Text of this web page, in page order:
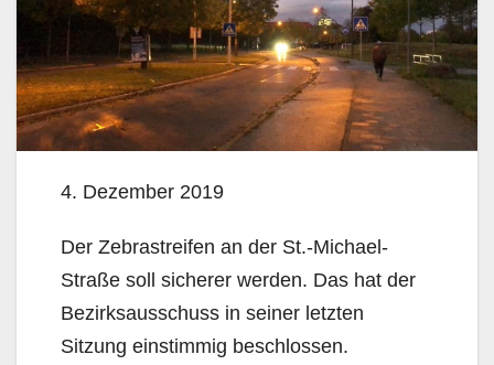
4. Dezember 2019
Der Zebrastreifen an der St.-Michael-
Straße soll sicherer werden. Das hat der
Bezirksausschuss in seiner letzten
Sitzung einstimmig beschlossen.